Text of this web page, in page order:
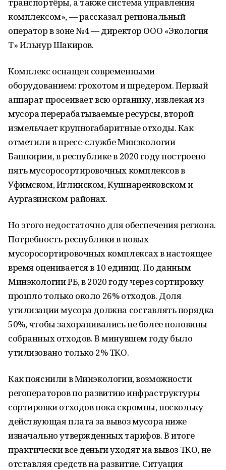
комплексом», — рассказал региональный
оператор в зоне №4 — директор ООО «Экология
Т» Ильнур Шакиров.
Комплекс оснащен современными
оборудованием: грохотом и шредером. Первый
аппарат просеивает всю органику, извлекая из
мусора перерабатываемые ресурсы, второй
измельчает крупногабаритные отходы. Как
отметили в пресс-службе Минэкологии
Башкирии, в республике в 2020 году построено
пять мусоросортировочных комплексов в
Уфимском, Иглинском, Кушнаренковском и
Аургазинском районах.
Но этого недостаточно для обеспечения региона.
Потребность республики в новых
мусоросортировочных комплексах в настоящее
время оценивается в 10 единиц. По данным
Минэкологии РБ, в 2020 году через сортировку
прошло только около 26% отходов. Доля
утилизации мусора должна составлять порядка
50%, чтобы захоранивались не более половины
собранных отходов. В минувшем году было
утилизовано только 2% ТКО.
Как пояснили в Минэкологии, возможности
регоператоров по развитию инфраструктуры
сортировки отходов пока скромны, поскольку
действующая плата за вывоз мусора ниже
изначально утвержденных тарифов. В итоге
практически все деньги уходят на вывоз ТКО, не
отставляя средств на развитие. Ситуация